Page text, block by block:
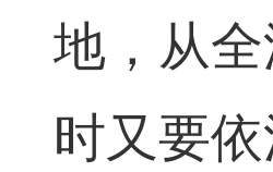
地，从
时又要